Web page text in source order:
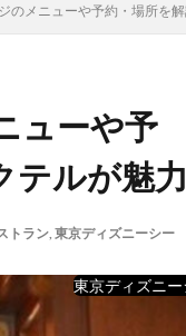
のメニューや予約・場所を
ューや予
テルが魅力
トラン, 東京ディズニーシー
東京ディズニ